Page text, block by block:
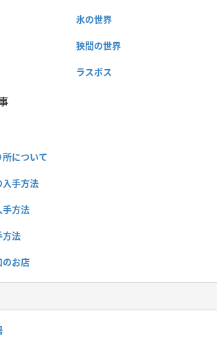
氷の世界
狭間の世界
ラスボス
について
入手方法
手方法
方法
のお店